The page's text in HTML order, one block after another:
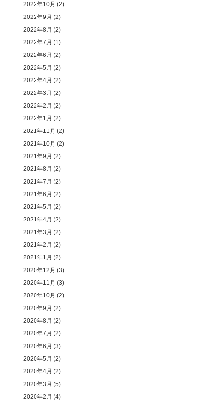
2022年10月 (2)
2022年9月 (2)
2022年8月 (2)
2022年7月 (1)
2022年6月 (2)
2022年5月 (2)
2022年4月 (2)
2022年3月 (2)
2022年2月 (2)
2022年1月 (2)
2021年11月 (2)
2021年10月 (2)
2021年9月 (2)
2021年8月 (2)
2021年7月 (2)
2021年6月 (2)
2021年5月 (2)
2021年4月 (2)
2021年3月 (2)
2021年2月 (2)
2021年1月 (2)
2020年12月 (3)
2020年11月 (3)
2020年10月 (2)
2020年9月 (2)
2020年8月 (2)
2020年7月 (2)
2020年6月 (3)
2020年5月 (2)
2020年4月 (2)
2020年3月 (5)
2020年2月 (4)